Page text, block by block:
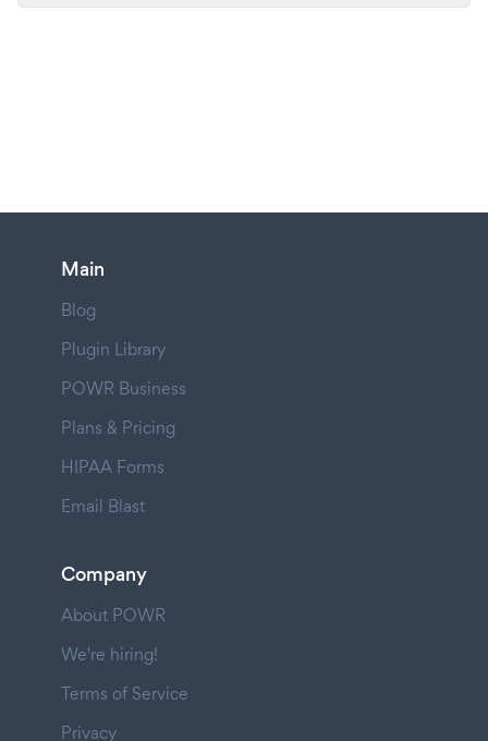
Main
Blog
Plugin Library
POWR Business
Plans & Pricing
HIPAA Forms
Email Blast
Company
About POWR
We're hiring!
Terms of Service
Privacy